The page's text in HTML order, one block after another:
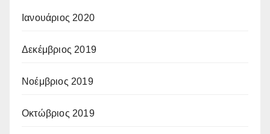
Ιανουάριος 2020
Δεκέμβριος 2019
Νοέμβριος 2019
Οκτώβριος 2019